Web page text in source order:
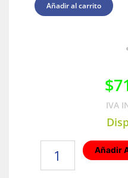
Añadir al carrito
$
IVA
Añadir